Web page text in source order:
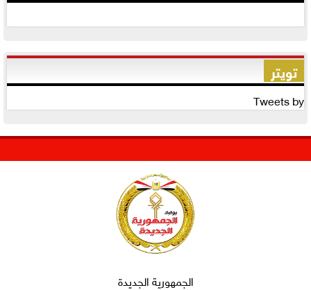
تويتر
Tweets by
الجمهورية الجديدة